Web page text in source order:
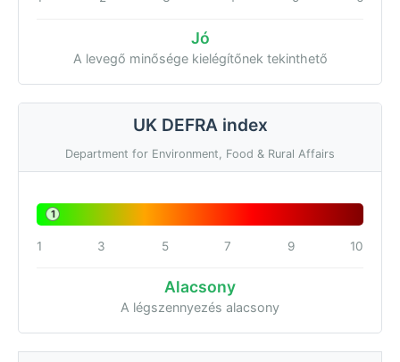
Jó
A levegő minősége kielégítőnek tekinthető
UK DEFRA index
Department for Environment, Food & Rural Affairs
1
1 3 5 7 9 10
Alacsony
A légszennyezés alacsony